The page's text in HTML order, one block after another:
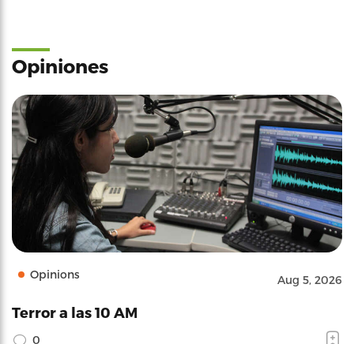
Opiniones
Opinions Aug 5, 2026
Terror a las 10 AM
0